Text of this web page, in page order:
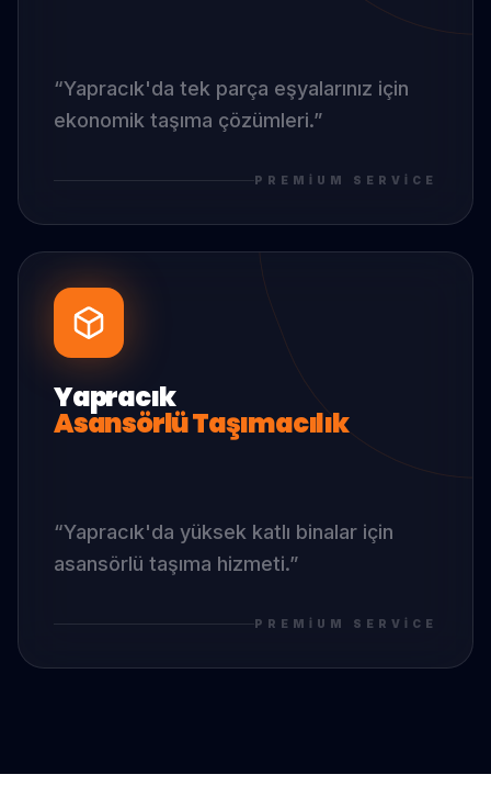
“Yapracık'da tek parça eşyalarınız için
ekonomik taşıma çözümleri.”
PREMIUM SERVICE
Yapracık
Asansörlü Taşımacılık
“Yapracık'da yüksek katlı binalar için
asansörlü taşıma hizmeti.”
PREMIUM SERVICE